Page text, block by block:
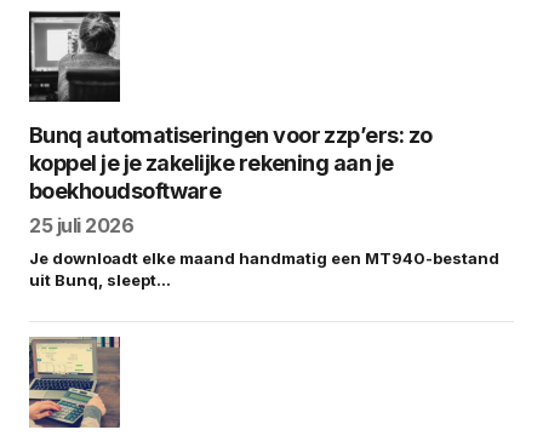
Bunq automatiseringen voor zzp’ers: zo
koppel je je zakelijke rekening aan je
boekhoudsoftware
25 juli 2026
Je downloadt elke maand handmatig een MT940-bestand
uit Bunq, sleept…